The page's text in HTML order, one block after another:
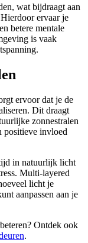
wat bijdraagt aan
ervaar je
betere mentale
is vaak
ervoor dat je de
Dit draagt
zonnestralen
positieve invloed
in natuurlijk licht
Multi-layered
licht je
aanpassen aan je
Ontdek ook
.